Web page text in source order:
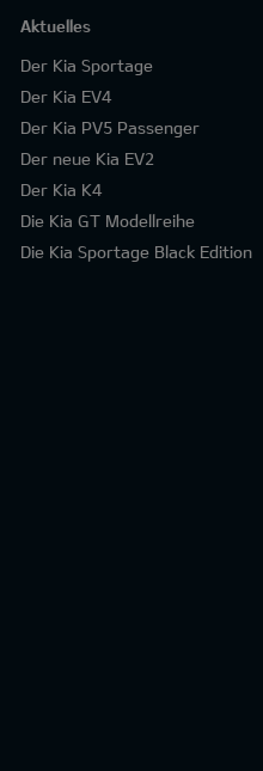
Aktuelles
Der Kia Sportage
Der Kia EV4
Der Kia PV5 Passenger
Der neue Kia EV2
Der Kia K4
Die Kia GT Modellreihe
Die Kia Sportage Black Edition